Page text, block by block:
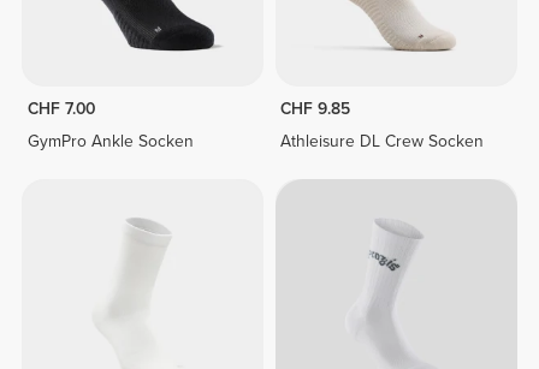
CHF 7.00
GymPro Ankle Socken
CHF 9.85
Athleisure DL Crew Socken